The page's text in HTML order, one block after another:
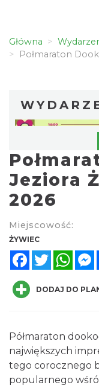
Główna
Połmaraton
Cięcina
9.97 km
Kino
Szczyrk
11.02 km
Jeziora
2026
Miejscowość:
ŻYWIEC
FacebookTwitter
DODAJ DO
Półmaraton
największych
tego corocznego
popularnego